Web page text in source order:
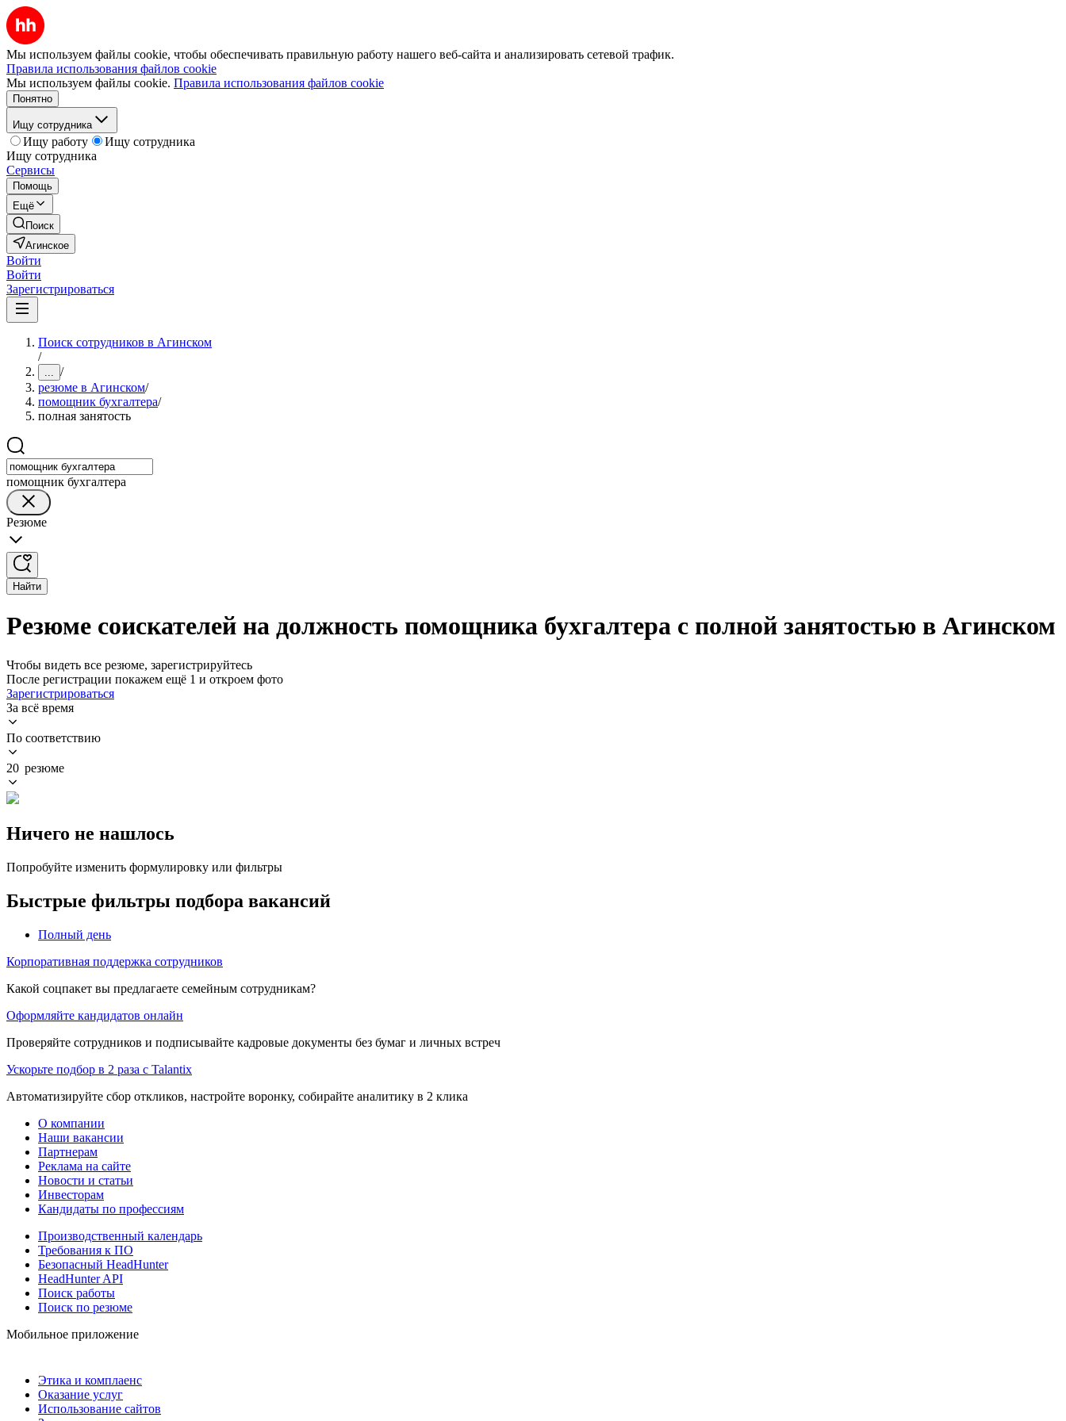
Мы используем файлы cookie, чтобы обеспечивать правильную работу нашего веб-сайта и анализировать сетевой трафик.
Правила использования файлов cookie
Мы используем файлы cookie. Правила использования файлов cookie
Понятно
Ищу сотрудника
Ищу работу
Ищу сотрудника
Ищу сотрудника
Сервисы
Помощь
Ещё
Поиск
Агинское
Войти
Войти
Зарегистрироваться
Поиск сотрудников в Агинском
/
... /
резюме в Агинском/
помощник бухгалтера/
полная занятость
помощник бухгалтера
Резюме
Найти
Резюме соискателей на должность помощника бухгалтера с полной занятостью в Агинском
Чтобы видеть все резюме, зарегистрируйтесь
После регистрации покажем ещё 1 и откроем фото
Зарегистрироваться
За всё время
По соответствию
20 резюме
Ничего не нашлось
Попробуйте изменить формулировку или фильтры
Быстрые фильтры подбора вакансий
Полный день
Корпоративная поддержка сотрудников
Какой соцпакет вы предлагаете семейным сотрудникам?
Оформляйте кандидатов онлайн
Проверяйте сотрудников и подписывайте кадровые документы без бумаг и личных встреч
Ускорьте подбор в 2 раза с Talantix
Автоматизируйте сбор откликов, настройте воронку, собирайте аналитику в 2 клика
О компании
Наши вакансии
Партнерам
Реклама на сайте
Новости и статьи
Инвесторам
Кандидаты по профессиям
Производственный календарь
Требования к ПО
Безопасный HeadHunter
HeadHunter API
Поиск работы
Поиск по резюме
Мобильное приложение
Этика и комплаенс
Оказание услуг
Использование сайтов